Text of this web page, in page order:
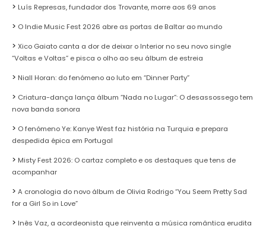
Luís Represas, fundador dos Trovante, morre aos 69 anos
O Indie Music Fest 2026 abre as portas de Baltar ao mundo
Xico Gaiato canta a dor de deixar o Interior no seu novo single
“Voltas e Voltas” e pisca o olho ao seu álbum de estreia
Niall Horan: do fenómeno ao luto em “Dinner Party”
Criatura-dança lança álbum “Nada no Lugar”: O desassossego tem
nova banda sonora
O fenómeno Ye: Kanye West faz história na Turquia e prepara
despedida épica em Portugal
Misty Fest 2026: O cartaz completo e os destaques que tens de
acompanhar
A cronologia do novo álbum de Olivia Rodrigo “You Seem Pretty Sad
for a Girl So in Love”
Inês Vaz, a acordeonista que reinventa a música romântica erudita